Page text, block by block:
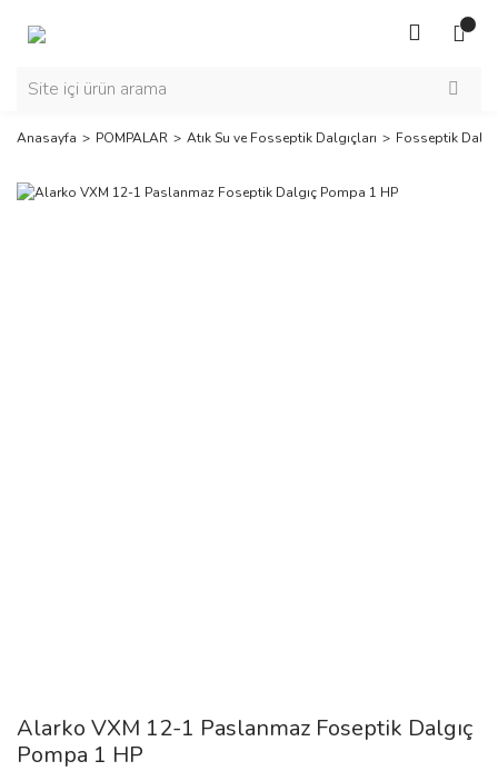
Anasayfa POMPALAR Atık Su ve Fosseptik Dalgıçları Fosseptik
Alarko VXM 12-1 Paslanmaz Foseptik Dalgıç
Pompa 1 HP